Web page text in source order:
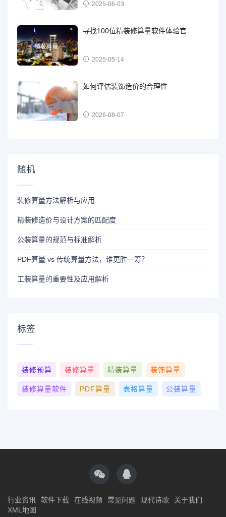
2025-06-03
寻找100位精装修算量软件体验官
2025-05-14
如何评估装饰造价的合理性
2026-08-07
随机
装修算量方法解析与应用
精装修造价与设计方案的匹配度
公装算量的规范与标准解析
PDF算量 vs 传统算量方法，谁更胜一筹？
工装算量的重要性及应用解析
标签
装修预算 装修算量 精装算量 装饰算量
装修算量软件 PDF算量 表格算量 公装算量
行业资讯 软件下载 在线视频 常见问题 现代诗歌
关于我们
XML地图